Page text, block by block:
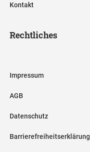
Kontakt
Rechtliches
Impressum
AGB
Datenschutz
Barrierefreiheitserklärung